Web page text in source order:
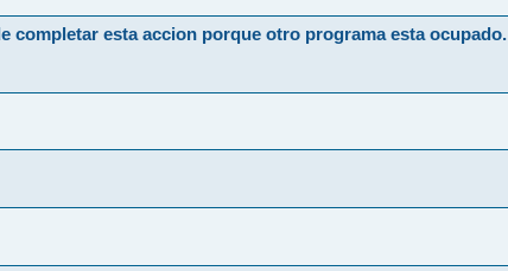
completar esta accion porque otro programa esta ocupado.